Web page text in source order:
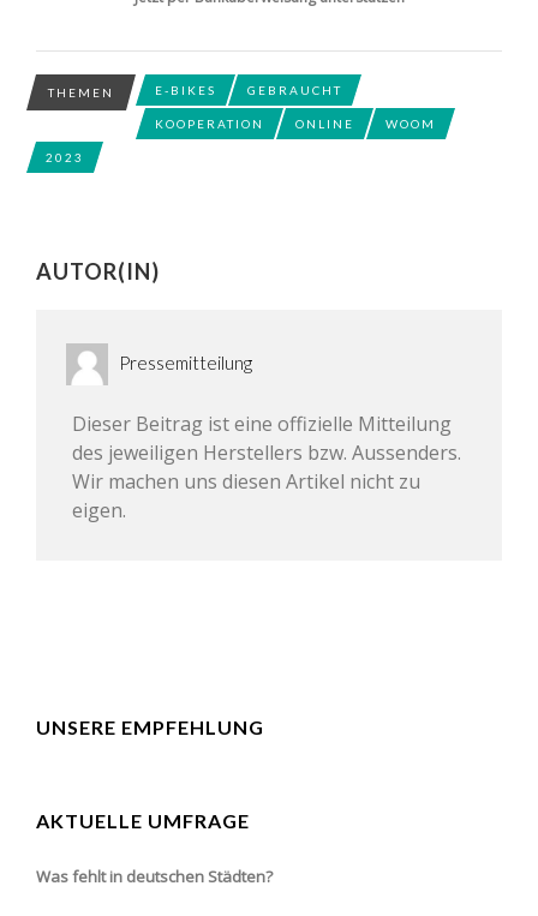
THEMEN E-BIKES GEBRAUCHT
KOOPERATION ONLINE WOOM
2023
AUTOR(IN)
Pressemitteilung
Dieser Beitrag ist eine offizielle Mitteilung
des jeweiligen Herstellers bzw. Aussenders.
Wir machen uns diesen Artikel nicht zu
eigen.
UNSERE EMPFEHLUNG
AKTUELLE UMFRAGE
Was fehlt in deutschen Städten?